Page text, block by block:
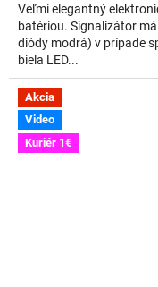
Veľmi elegantný
batériou. Signalizátor
diódy modrá) v prípade
biela LED...
Akcia
Video
Kuriér 1€